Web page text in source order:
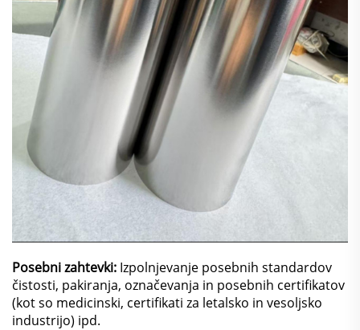
Posebni zahtevki: Izpolnjevanje posebnih standardov
čistosti, pakiranja, označevanja in posebnih certifikatov
(kot so medicinski, certifikati za letalsko in vesoljsko
industrijo) ipd.